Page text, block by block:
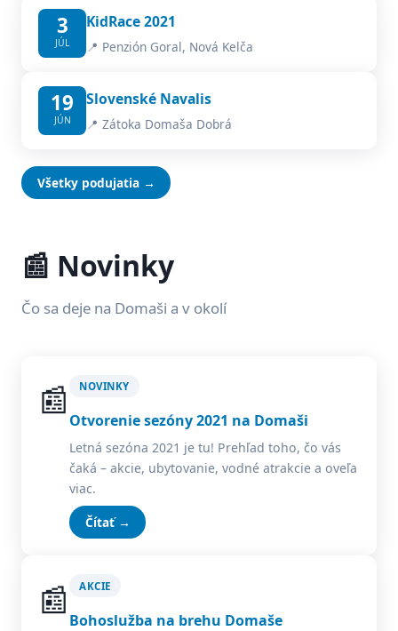
3
JÚL
KidRace 2021
📍 Penzión Goral, Nová Kelča
19
JÚN
Slovenské Navalis
📍 Zátoka Domaša Dobrá
Všetky podujatia →
📰 Novinky
Čo sa deje na Domaši a v okolí
📰 NOVINKY
Otvorenie sezóny 2021 na Domaši
Letná sezóna 2021 je tu! Prehľad toho, čo vás
čaká – akcie, ubytovanie, vodné atrakcie a oveľa
viac.
Čítať →
📰 AKCIE
Bohoslužba na brehu Domaše